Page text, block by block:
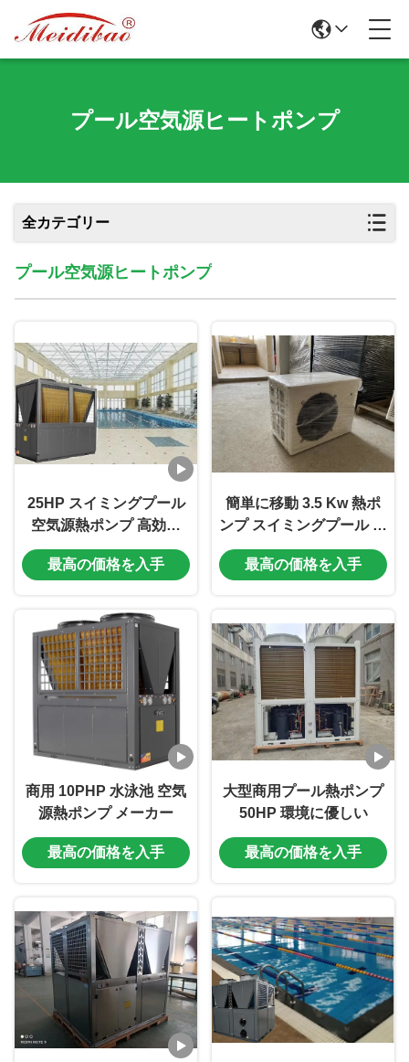
プール空気源ヒートポンプ
全カテゴリー
プール空気源ヒートポンプ
25HP スイミングプール
空気源熱ポンプ 高効率
21.37kw
最高の価格を入手
簡単に移動 3.5 Kw 熱ポ
ンプ スイミングプール ミ
ニ 空気源熱ポンプ
最高の価格を入手
商用 10PHP 水泳池 空気
源熱ポンプ メーカー
最高の価格を入手
大型商用プール熱ポンプ
50HP 環境に優しい
最高の価格を入手